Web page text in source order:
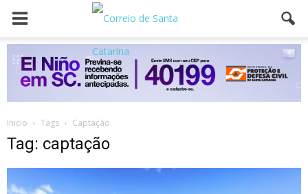
Inicio Tags Captação
Tag: captação